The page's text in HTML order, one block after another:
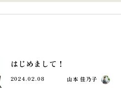
はじめまして！
2024.02.08 山本 佳乃子